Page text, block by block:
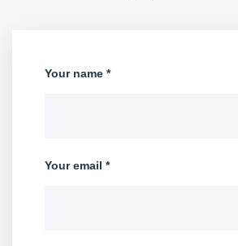
Your name *
Your email *